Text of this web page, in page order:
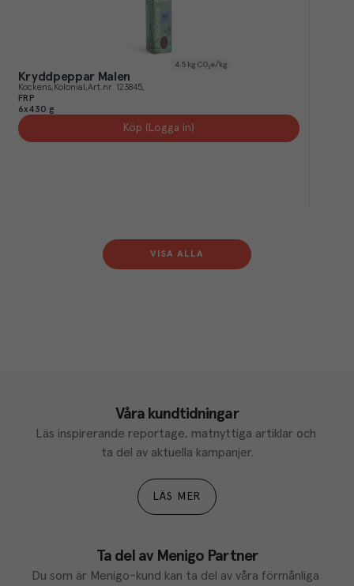
4.5 kg CO₂e/kg
Kryddpeppar Malen
Kockens Kolonial Art.nr. 123845
FRP
6x430 g
Köp (Logga in)
VISA ALLA
Våra kundtidningar
Läs inspirerande reportage, matnyttiga artiklar och
ta del av aktuella kampanjer.
LÄS MER
Ta del av Menigo Partner
Du som är Menigo-kund kan ta del av våra förmånliga